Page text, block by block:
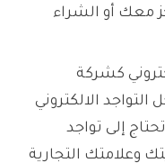
معك أو الشراء
كشركة
الالكتروني
إلى تواجد
وعلامتك التجارية